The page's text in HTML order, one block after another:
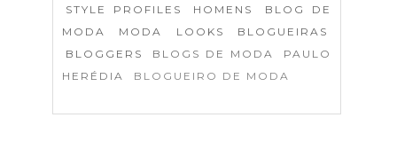
STYLE PROFILES
HOMENS
BLOG DE
MODA
MODA LOOKS
BLOGUEIRAS
BLOGGERS
BLOGS DE MODA
PAULO
HERÉDIA
BLOGUEIRO DE MODA